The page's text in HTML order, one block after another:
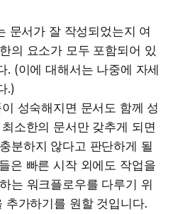
문서가 잘 작성되었는지 여
의 요소가 모두 포함되어 있
. (이에 대해서는 나중에 자세
.)
성숙해지면 문서도 함께 성
소한의 문서만 갖추게 되면
분하지 않다고 판단하게 될
은 빠른 시작 외에도 작업을
는 워크플로우를 다루기 위
추가하기를 원할 것입니다.